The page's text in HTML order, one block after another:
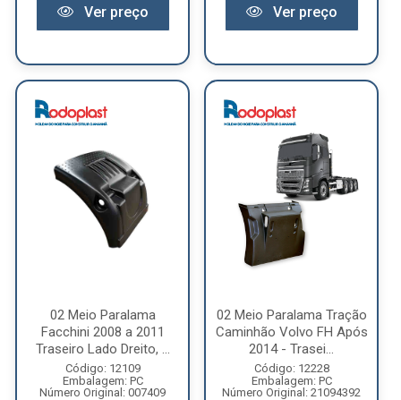
Ver preço Ver preço
02 Meio Paralama
Facchini 2008 a 2011
Traseiro Lado Dreito, ...
Código: 12109
Embalagem: PC
Número Original: 007409
02 Meio Paralama Tração
Caminhão Volvo FH Após
2014 - Trasei...
Código: 12228
Embalagem: PC
Número Original: 21094392